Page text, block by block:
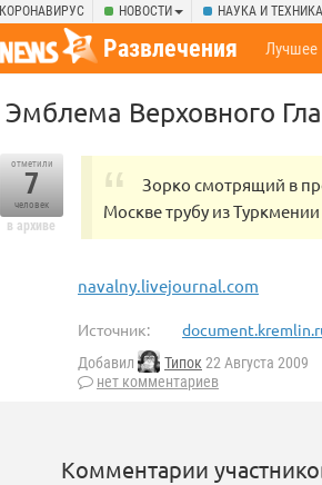
КОРОНАВИРУС НОВОСТИ НАУКА И ТЕХНИКА
Развлечения Лучшее
Эмблема Верховного
отметили
7
человек
в архиве
Зорко смотрящий в
Москве трубу из
navalny.livejournal.com
Источник:
Добавил Типок 22 Августа 2009
нет комментариев
Комментарии